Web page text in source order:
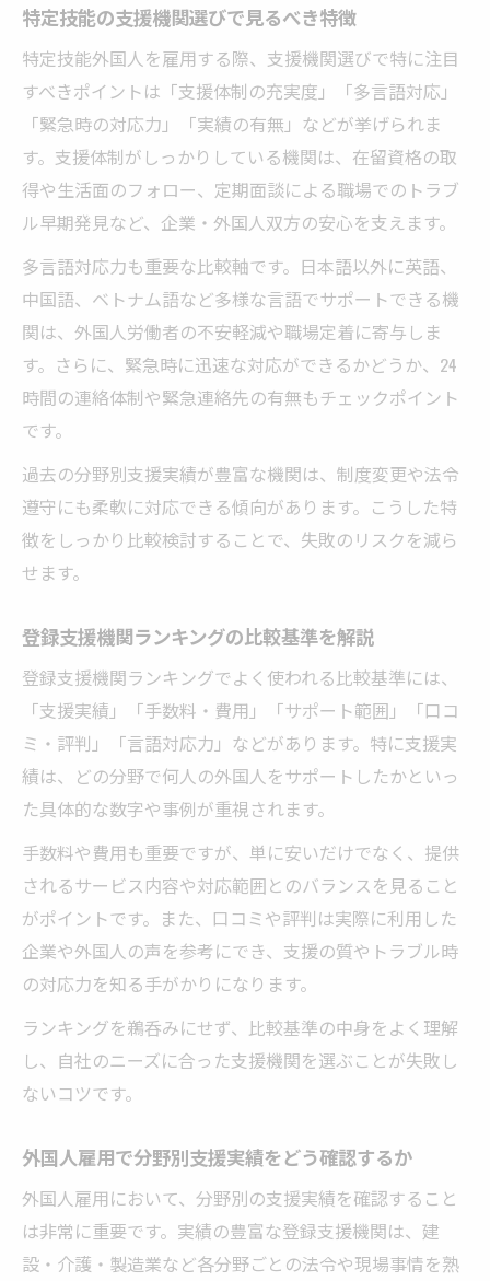
特定技能の支援機関選びで見るべき特徴
特定技能外国人を雇用する際、支援機関選びで特に注目
すべきポイントは「支援体制の充実度」「多言語対応」
「緊急時の対応力」「実績の有無」などが挙げられま
す。支援体制がしっかりしている機関は、在留資格の取
得や生活面のフォロー、定期面談による職場でのトラブ
ル早期発見など、企業・外国人双方の安心を支えます。
多言語対応力も重要な比較軸です。日本語以外に英語、
中国語、ベトナム語など多様な言語でサポートできる機
関は、外国人労働者の不安軽減や職場定着に寄与しま
す。さらに、緊急時に迅速な対応ができるかどうか、24
時間の連絡体制や緊急連絡先の有無もチェックポイント
です。
過去の分野別支援実績が豊富な機関は、制度変更や法令
遵守にも柔軟に対応できる傾向があります。こうした特
徴をしっかり比較検討することで、失敗のリスクを減ら
せます。
登録支援機関ランキングの比較基準を解説
登録支援機関ランキングでよく使われる比較基準には、
「支援実績」「手数料・費用」「サポート範囲」「口コ
ミ・評判」「言語対応力」などがあります。特に支援実
績は、どの分野で何人の外国人をサポートしたかといっ
た具体的な数字や事例が重視されます。
手数料や費用も重要ですが、単に安いだけでなく、提供
されるサービス内容や対応範囲とのバランスを見ること
がポイントです。また、口コミや評判は実際に利用した
企業や外国人の声を参考にでき、支援の質やトラブル時
の対応力を知る手がかりになります。
ランキングを鵜呑みにせず、比較基準の中身をよく理解
し、自社のニーズに合った支援機関を選ぶことが失敗し
ないコツです。
外国人雇用で分野別支援実績をどう確認するか
外国人雇用において、分野別の支援実績を確認すること
は非常に重要です。実績の豊富な登録支援機関は、建
設・介護・製造業など各分野ごとの法令や現場事情を熟